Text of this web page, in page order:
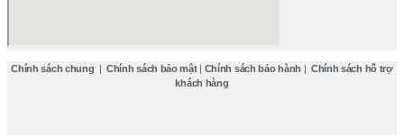
Chính sách chung | Chính sách bảo mật| Chính sách bảo hành | Chính sách hỗ trợ
khách hàng